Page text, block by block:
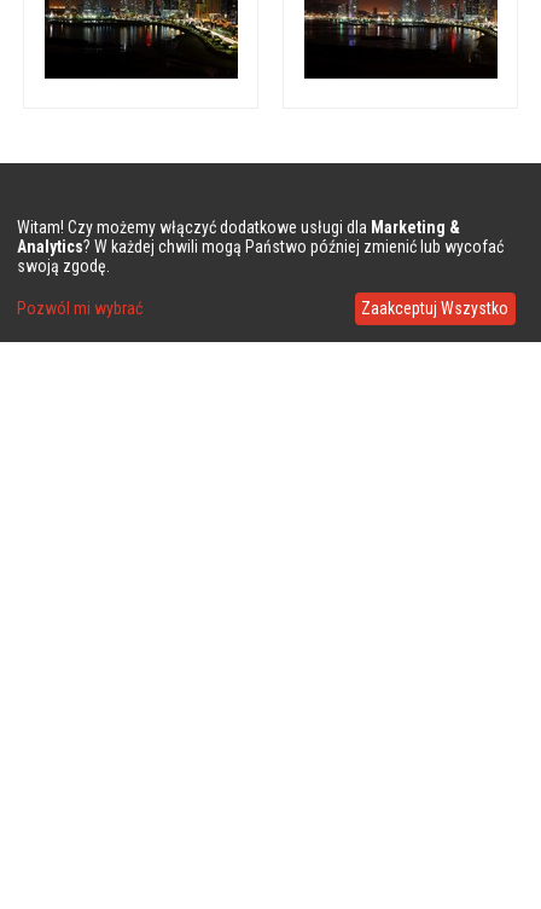
FIRMA
Witam! Czy możemy włączyć dodatkowe usługi dla Marketing &
Analytics? W każdej chwili mogą Państwo później zmienić lub wycofać
swoją zgodę.
Pozwól mi wybrać Zaakceptuj Wszystko